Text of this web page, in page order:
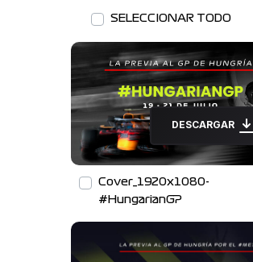
SELECCIONAR TODO
DESCARGAR
Cover_1920x1080-
#HungarianGP